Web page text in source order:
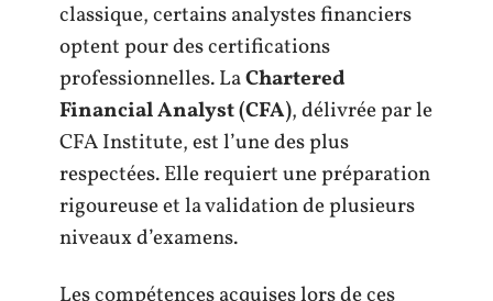
classique, certains analystes financiers
optent pour des certifications
professionnelles. LaChartered
Financial Analyst (CFA), délivrée par le
CFA Institute, est l’une des plus
respectées. Elle requiert une préparation
rigoureuse et la validation de plusieurs
niveaux d’examens.
Les compétences acquises lors de ces